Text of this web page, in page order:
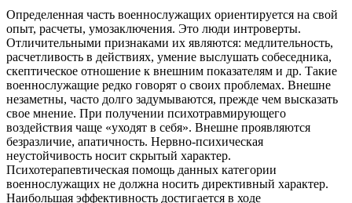
Определенная часть военнослужащих ориентируется на свой
опыт, расчеты, умозаключения. Это люди интроверты.
Отличительными признаками их являются: медлительность,
расчетливость в действиях, умение выслушать собеседника,
скептическое отношение к внешним показателям и др. Такие
военнослужащие редко говорят о своих проблемах. Внешне
незаметны, часто долго задумываются, прежде чем высказать
свое мнение. При получении психотравмирующего
воздействия чаще «уходят в себя». Внешне проявляются
безразличие, апатичность. Нервно-психическая
неустойчивость носит скрытый характер.
Психотерапевтическая помощь данных категории
военнослужащих не должна носить директивный характер.
Наибольшая эффективность достигается в ходе